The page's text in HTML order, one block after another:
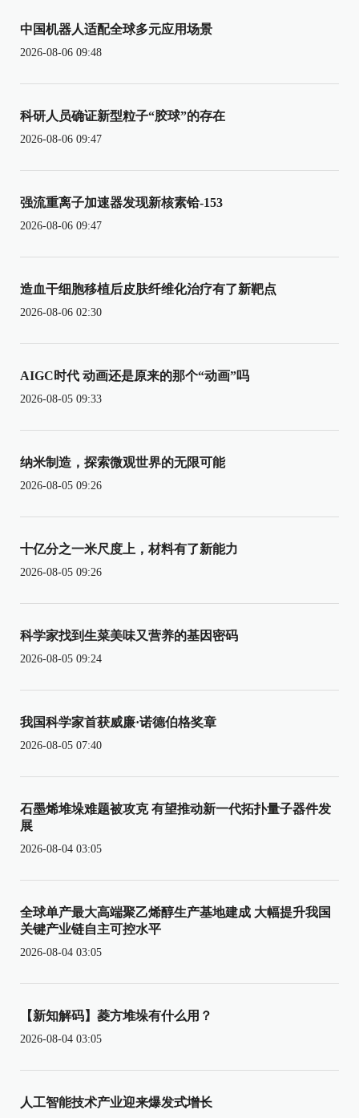
中国机器人适配全球多元应用场景
2026-08-06 09:48
科研人员确证新型粒子“胶球”的存在
2026-08-06 09:47
强流重离子加速器发现新核素铪-153
2026-08-06 09:47
造血干细胞移植后皮肤纤维化治疗有了新靶点
2026-08-06 02:30
AIGC时代 动画还是原来的那个“动画”吗
2026-08-05 09:33
纳米制造，探索微观世界的无限可能
2026-08-05 09:26
十亿分之一米尺度上，材料有了新能力
2026-08-05 09:26
科学家找到生菜美味又营养的基因密码
2026-08-05 09:24
我国科学家首获威廉·诺德伯格奖章
2026-08-05 07:40
石墨烯堆垛难题被攻克 有望推动新一代拓扑量子器件发
展
2026-08-04 03:05
全球单产最大高端聚乙烯醇生产基地建成 大幅提升我国
关键产业链自主可控水平
2026-08-04 03:05
【新知解码】菱方堆垛有什么用？
2026-08-04 03:05
人工智能技术产业迎来爆发式增长